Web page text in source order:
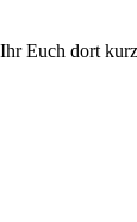
Euch dort